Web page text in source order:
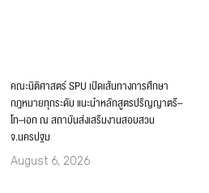
คณะนิติศาสตร์ SPU เปิดเส้นทางการศึกษา
กฎหมายทุกระดับ แนะนำหลักสูตรปริญญาตรี–
โท–เอก ณ สถาบันส่งเสริมงานสอบสวน
จ.นครปฐม
August 6, 2026